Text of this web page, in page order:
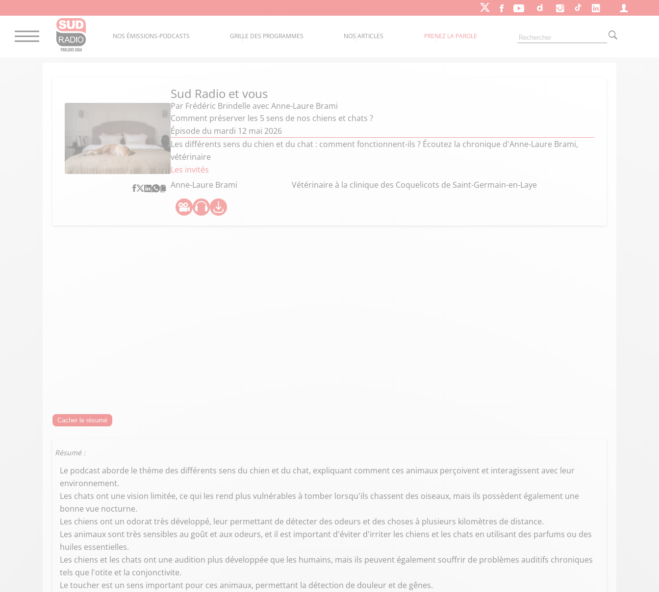
NOS ÉMISSIONS-PODCASTS GRILLE DES PROGRAMMES NOS ARTICLES PRENEZ LA PAROLE
Sud Radio et vous
Par Frédéric Brindelle avec Anne-Laure Brami
Comment préserver les 5 sens de nos chiens et chats ?
Épisode du mardi 12 mai 2026
Les différents sens du chien et du chat : comment fonctionnent-ils ? Écoutez la chronique d'Anne-Laure Brami,
vétérinaire
Les invités
Anne-Laure Brami
Vétérinaire à la clinique des Coquelicots de Saint-Germain-en-Laye
Cacher le résumé
Résumé :
Le podcast aborde le thème des différents sens du chien et du chat, expliquant comment ces animaux perçoivent et interagissent avec leur
environnement.
Les chats ont une vision limitée, ce qui les rend plus vulnérables à tomber lorsqu'ils chassent des oiseaux, mais ils possèdent également une
bonne vue nocturne.
Les chiens ont un odorat très développé, leur permettant de détecter des odeurs et des choses à plusieurs kilomètres de distance.
Les animaux sont très sensibles au goût et aux odeurs, et il est important d'éviter d'irriter les chiens et les chats en utilisant des parfums ou des
huiles essentielles.
Les chiens et les chats ont une audition plus développée que les humains, mais ils peuvent également souffrir de problèmes auditifs chroniques
tels que l'otite et la conjonctivite.
Le toucher est un sens important pour ces animaux, permettant la détection de douleur et de gênes.